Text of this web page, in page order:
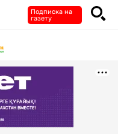
Подписка на
газету